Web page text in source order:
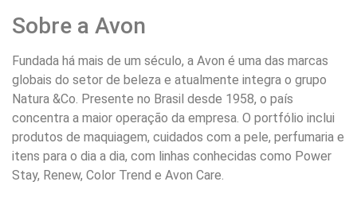
Sobre a Avon
Fundada há mais de um século, a Avon é uma das marcas
globais do setor de beleza e atualmente integra o grupo
Natura &Co. Presente no Brasil desde 1958, o país
concentra a maior operação da empresa. O portfólio inclui
produtos de maquiagem, cuidados com a pele, perfumaria e
itens para o dia a dia, com linhas conhecidas como Power
Stay, Renew, Color Trend e Avon Care.